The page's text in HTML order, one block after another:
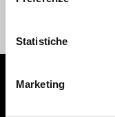
Statistiche
Marketing